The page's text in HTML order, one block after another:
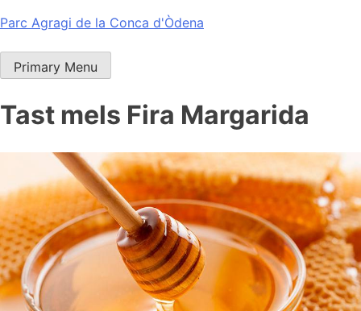
Skip
content
Parc Agragi de la Conca d'Òdena
Primary Menu
Tast mels Fira Margarida